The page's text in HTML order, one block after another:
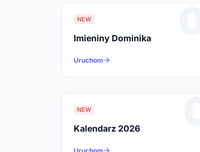
NEW
Imieniny Dominika
Uruchom
NEW
Kalendarz 2026
Uruchom